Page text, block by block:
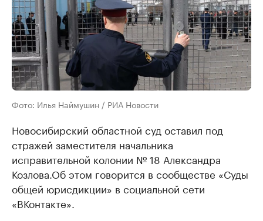
Фото: Илья Наймушин / РИА Новости
Новосибирский областной суд оставил под
стражей заместителя начальника
исправительной колонии № 18 Александра
Козлова.Об этом говорится в сообществе «Суды
общей юрисдикции» в социальной сети
«ВКонтакте».